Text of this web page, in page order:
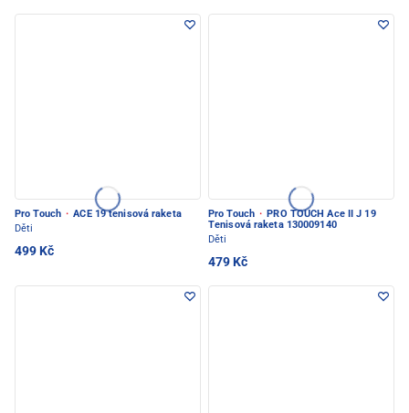
Pro Touch · ACE 19 tenisová raketa
Děti
499 Kč
Pro Touch · PRO TOUCH Ace II J 19
Tenisová raketa 130009140
Děti
479 Kč